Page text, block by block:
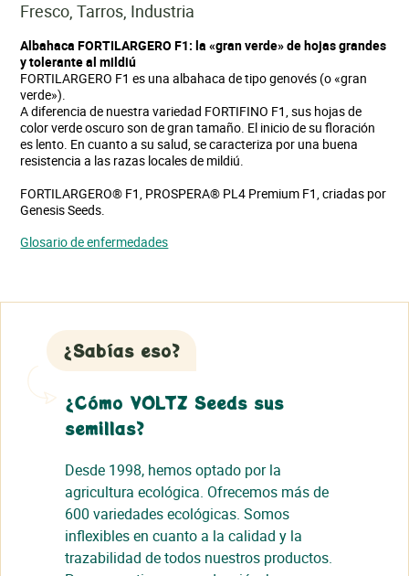
Fresco, Tarros, Industria
Albahaca FORTILARGERO F1: la «gran verde» de hojas grandes
y tolerante al mildiú
FORTILARGERO F1 es una albahaca de tipo genovés (o «gran
verde»).
A diferencia de nuestra variedad FORTIFINO F1, sus hojas de
color verde oscuro son de gran tamaño. El inicio de su floración
es lento. En cuanto a su salud, se caracteriza por una buena
resistencia a las razas locales de mildiú.
FORTILARGERO® F1, PROSPERA® PL4 Premium F1, criadas por
Genesis Seeds.
Glosario de enfermedades
¿Sabías eso?
¿Cómo VOLTZ Seeds sus
semillas?
Desde 1998, hemos optado por la
agricultura ecológica. Ofrecemos más de
600 variedades ecológicas. Somos
inflexibles en cuanto a la calidad y la
trazabilidad de todos nuestros productos.